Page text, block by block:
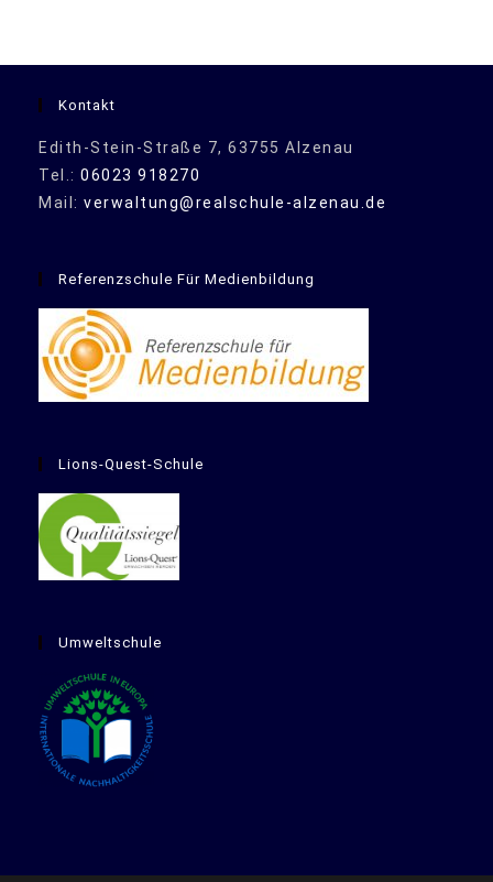
Kontakt
Edith-Stein-Straße 7, 63755 Alzenau
Tel.: 06023 918270
Mail: verwaltung@realschule-alzenau.de
Referenzschule Für Medienbildung
Lions-Quest-Schule
Umweltschule